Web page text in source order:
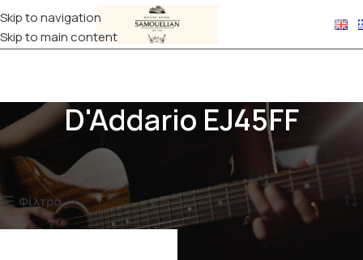
Skip to navigation
Skip to main content
D'Addario EJ45FF
Αρχική σελίδα
Προϊόντα με ετικέτα “D'Addario EJ45FF”
Εμφάνιση του μοναδικού αποτελέσματος
Φίλτρα